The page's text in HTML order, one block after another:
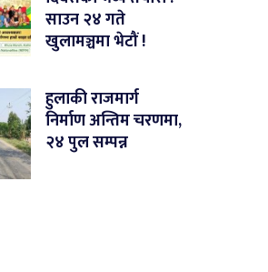
साउन २४ गते
खुलामञ्चमा भेटौं !
हुलाकी राजमार्ग
निर्माण अन्तिम चरणमा,
२४ पुल सम्पन्न